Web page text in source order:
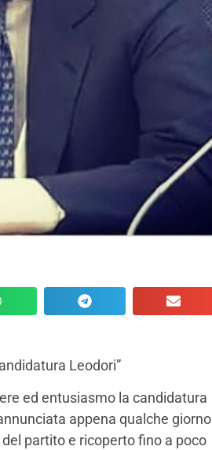
Leodori”
ed entusiasmo la candidatura
appena qualche giorno
partito e ricoperto fino a poco